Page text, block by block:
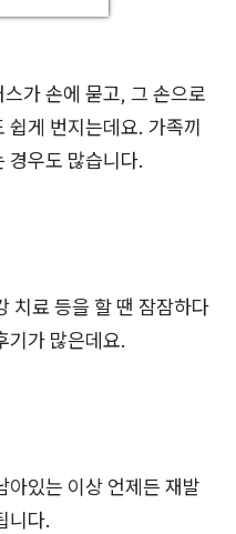
가 손에 묻고, 그 손으로
쉽게 번지는데요. 가족끼
경우도 많습니다.
치료 등을 할 땐 잠잠하다
기가 많은데요.
아있는 이상 언제든 재발
니다.